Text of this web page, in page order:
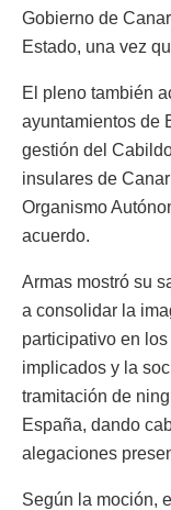
Gobierno de
Estado, una vez
El pleno también
ayuntamientos de
gestión del
insulares de
Organismo
acuerdo.
Armas mostró su
a consolidar la
participativo en
implicados y la
tramitación de
España, dando
alegaciones
Según la moción,